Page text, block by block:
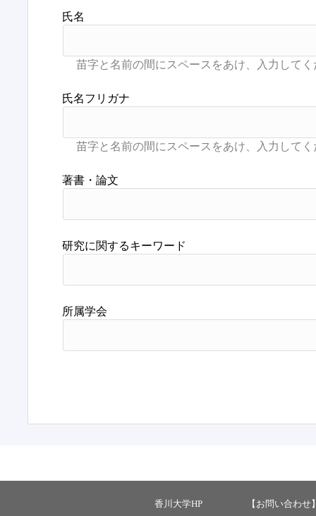
氏名
氏名フリガナ
著書・論文
研究に関するキーワード
所属学会
香川大学HP 【お問い合わせ